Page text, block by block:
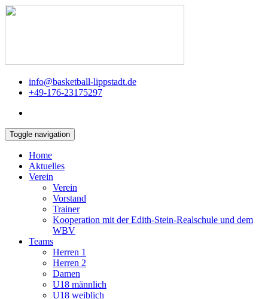
info@basketball-lippstadt.de
+49-176-23175297
Toggle navigation
Home
Aktuelles
Verein
Verein
Vorstand
Trainer
Kooperation mit der Edith-Stein-Realschule und dem
WBV
Teams
Herren 1
Herren 2
Damen
U18 männlich
U18 weiblich